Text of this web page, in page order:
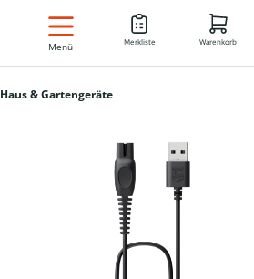
DE
Menü Merkliste Warenkorb
Haus & Gartengeräte